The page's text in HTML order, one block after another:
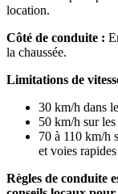
location.
Côté de conduite :
la chaussée.
Limitations de
30 km/h dans
50 km/h sur
70 à 110 km/h
et voies
Règles de conduite